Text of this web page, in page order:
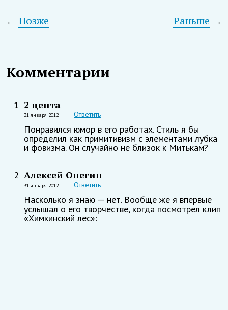
← Позже →
Раньше
Комментарии
1 2 цента
31 января 2012 Ответить
Понравился юмор в его работах. Стиль я бы
определил как примитивизм с элементами лубка
и фовизма. Он случайно не близок к Митькам?
2 Алексей Онегин
31 января 2012 Ответить
Насколько я знаю — нет. Вообще же я впервые
услышал о его творчестве, когда посмотрел клип
«Химкинский лес»: